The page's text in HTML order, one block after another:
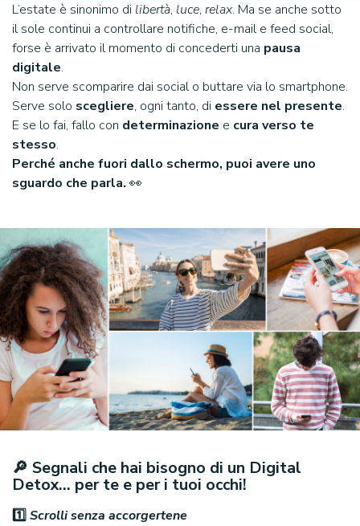
L’estate è sinonimo di libertà, luce, relax. Ma se anche sotto
il sole continui a controllare notifiche, e-mail e feed social,
forse è arrivato il momento di concederti una pausa
digitale.
Non serve scomparire dai social o buttare via lo smartphone.
Serve solo scegliere, ogni tanto, di essere nel presente.
E se lo fai, fallo con determinazione e cura verso te
stesso.
Perché anche fuori dallo schermo, puoi avere uno
sguardo che parla. 👀
🔎 Segnali che hai bisogno di un Digital
Detox… per te e per i tuoi occhi!
1️Scrolli senza accorgertene